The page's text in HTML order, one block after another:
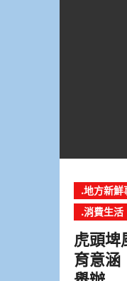
.地方新鮮
.消費生活
虎頭埤
育意